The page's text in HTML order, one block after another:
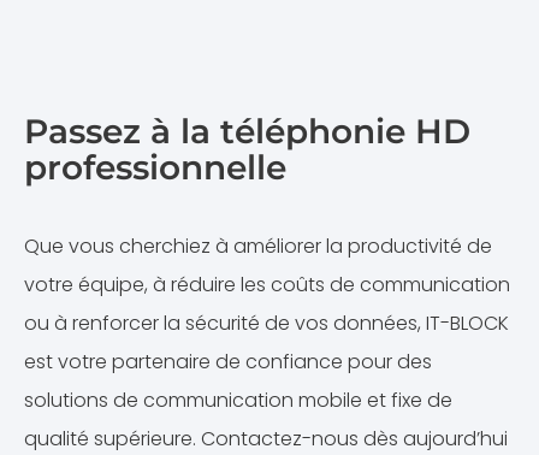
Passez à la téléphonie HD
professionnelle​
Que vous cherchiez à améliorer la productivité de
votre équipe, à réduire les coûts de communication
ou à renforcer la sécurité de vos données, IT-BLOCK
est votre partenaire de confiance pour des
solutions de communication mobile et fixe de
qualité supérieure. Contactez-nous dès aujourd’hui